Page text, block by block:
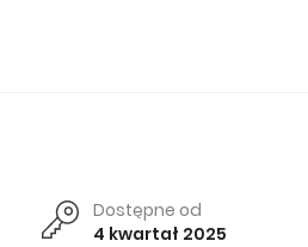
Dostępne od
4 kwartał 2025